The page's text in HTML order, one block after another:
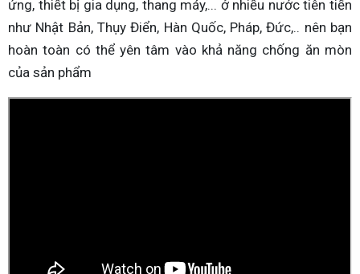
ứng, thiết bị gia dụng, thang máy,... ở nhiều nước tiên tiến
như Nhật Bản, Thụy Điển, Hàn Quốc, Pháp, Đức,.. nên bạn
hoàn toàn có thể yên tâm vào khả năng chống ăn mòn
của sản phẩm